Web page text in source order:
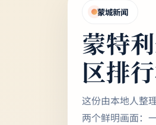
蒙城新闻
蒙特
区排
这份由本地人整
两个鲜明画面：